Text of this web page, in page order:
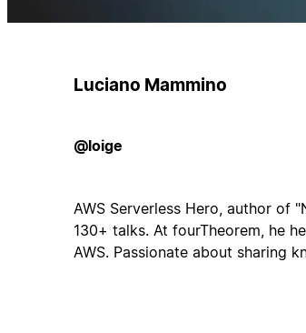
Luciano Mammino
@loige
AWS Serverless Hero, author of
130+ talks. At fourTheorem, he
AWS. Passionate about sharing